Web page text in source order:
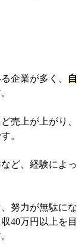
企業が多く、 自
売上が上がり、
。
ど、経験によっ
努力が無駄にな
40万円以上を目